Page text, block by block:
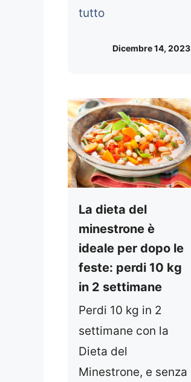
tutto
Dicembre 14, 2023
La dieta del
minestrone è
ideale per dopo le
feste: perdi 10 kg
in 2 settimane
Perdi 10 kg in 2
settimane con la
Dieta del
Minestrone, e senza